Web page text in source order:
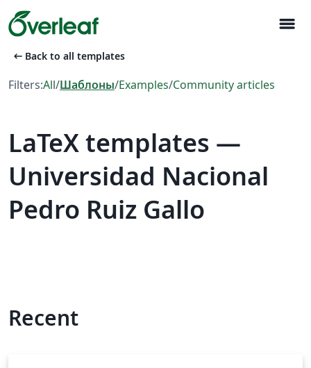
menu
arrow_left_alt Back to all templates
Filters:All/Шаблоны/Examples/Community articles
LaTeX templates —
Universidad Nacional
Pedro Ruiz Gallo
Recent